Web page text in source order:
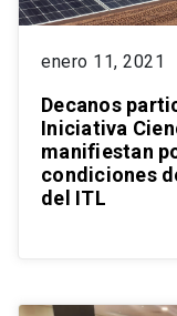
enero 11, 2021
Decanos
Iniciativa
manifiestan
condiciones
del ITL